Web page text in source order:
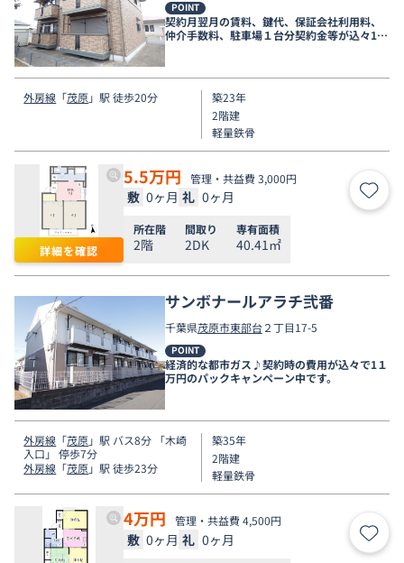
POINT
契約月翌月の賃料、鍵代、保証会社利用料、
仲介手数料、駐車場１台分契約金等が込々1９
万円キャンペーン中
外房線 「茂原」駅 徒歩20分
築23年
2階建
軽量鉄骨
詳細を確認
5.5万円 管理・共益費 3,000円
敷 0ヶ月 礼 0ヶ月 お気
所在階
2階
間取り
2DK
専有面積
40.41㎡
サンボナールアラチ弐番
千葉県茂原市東部台２丁目17-5
POINT
経済的な都市ガス♪契約時の費用が込々で1１
万円のパックキャンペーン中です。
外房線 「茂原」駅 バス8分 「木崎
入口」 停歩7分
外房線 「茂原」駅 徒歩23分
築35年
2階建
軽量鉄骨
4万円 管理・共益費 4,500円
敷 0ヶ月 礼 0ヶ月 お気